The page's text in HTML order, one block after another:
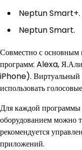
Neptun Smart+.
Neptun Smart.
Совместно с основным
программ: Alexa,
iPhone). Виртуальный
использовать
Для каждой программы
оборудованием можно
рекомендуется
приложений.